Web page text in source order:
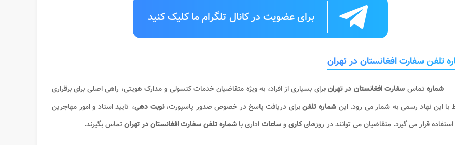
برای عضویت در کانال تلگرام ما کلیک کنید
تلفن سفارت افغانستان در تهران
شماره تماس سفارت افغانستان در تهرانبرای بسیاری از افراد، به ویژه متقاضیان خدمات کنسولی و مدارک هویتی، راهی اصلی برای برقراری
با این نهاد رسمی به شمار می رود. این شماره تلفنبرای دریافت پاسخ در خصوص صدور پاسپورت،نوبت دهی، تایید اسناد و امور مهاجرین
قرار می گیرد. متقاضیان می توانند در روزهایکاریوساعاتاداری با شماره تلفن سفارت افغانستان در تهران تماس بگیرند.